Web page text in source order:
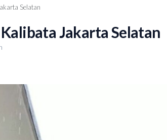
Selatan
Jakarta Selatan